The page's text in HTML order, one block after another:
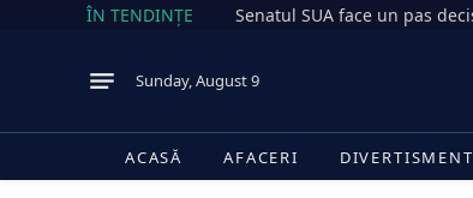
ÎN TENDINȚE
Sunday, August 9
ACASĂ AFACERI DIVERTISMENT